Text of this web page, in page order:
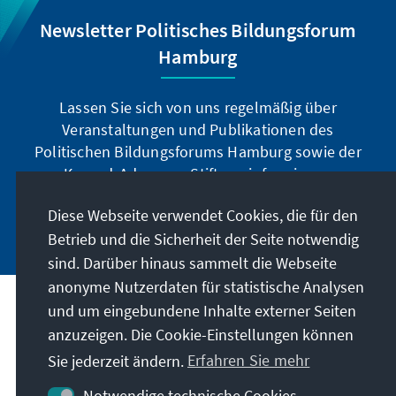
Newsletter Politisches Bildungsforum
Hamburg
Lassen Sie sich von uns regelmäßig über
Veranstaltungen und Publikationen des
Politischen Bildungsforums Hamburg sowie der
Konrad-Adenauer-Stiftung informieren.
Jetzt abonnieren
Anschrift
Kontakt
Diese Webseite verwendet Cookies, die für den
Betrieb und die Sicherheit der Seite notwendig
sind. Darüber hinaus sammelt die Webseite
anonyme Nutzerdaten für statistische Analysen
und um eingebundene Inhalte externer Seiten
anzuzeigen. Die Cookie-Einstellungen können
Sie jederzeit ändern. Erfahren Sie mehr